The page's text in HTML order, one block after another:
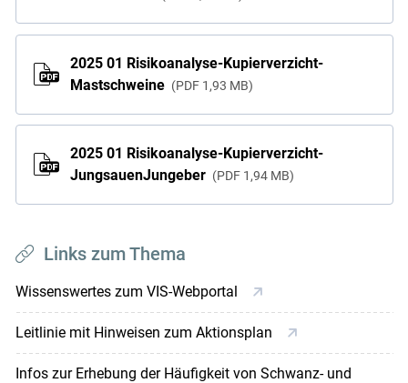
2025 01 Risikoanalyse-Kupierverzicht-
Mastschweine
PDF 1,93 MB
2025 01 Risikoanalyse-Kupierverzicht-
JungsauenJungeber
PDF 1,94 MB
Links zum Thema
Wissenswertes zum VIS-Webportal
Leitlinie mit Hinweisen zum Aktionsplan
Infos zur Erhebung der Häufigkeit von Schwanz- und